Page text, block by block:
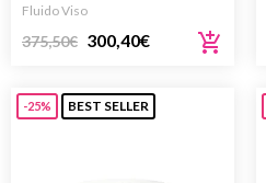
Fluido Viso
375,50€ 300,40€
-25% BEST SELLER